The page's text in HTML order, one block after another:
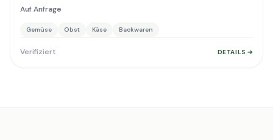
Auf Anfrage
Gemüse Obst Käse Backwaren
Verifiziert DETAILS ➔